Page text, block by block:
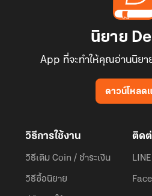
นิยาย
App ที่จะทำให้คุณอ่านนิยา
ดาวน์โหลด
วิธีการใช้งาน
วิธีเติม Coin / ชำระเงิน
วิธีซื้อนิยาย
ติดต่